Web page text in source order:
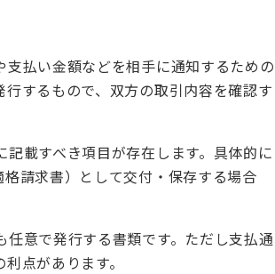
払い金額などを相手に通知するための
するもので、双方の取引内容を確認す
載すべき項目が存在します。具体的に
請求書）として交付・保存する場合
意で発行する書類です。ただし支払通
点があります。